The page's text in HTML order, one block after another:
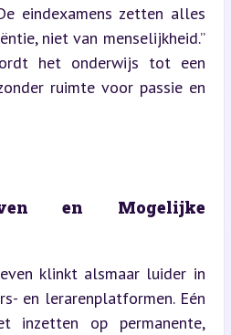
eindexamens zetten alles
niet van menselijkheid.”
het onderwijs tot een
ruimte voor passie en
en Mogelijke
klinkt alsmaar luider in
en lerarenplatformen. Eén
inzetten op permanente,